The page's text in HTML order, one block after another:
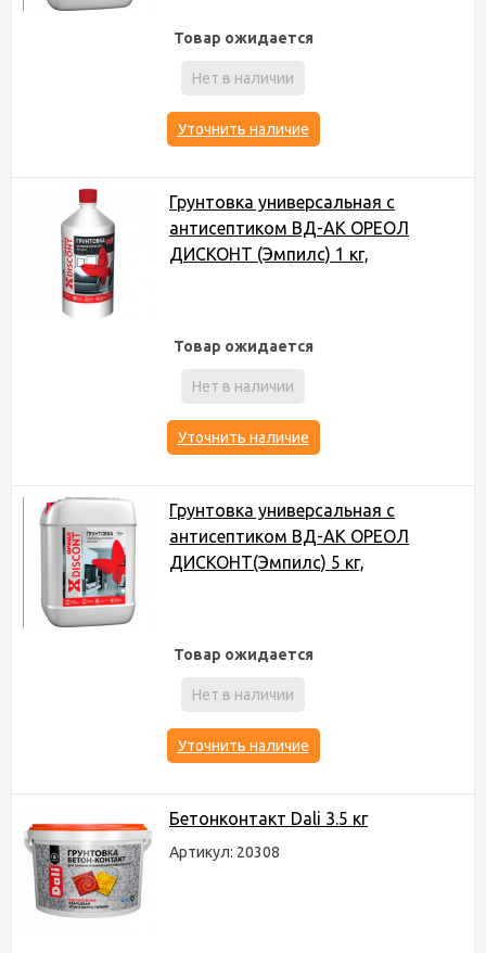
Товар ожидается
Нет в наличии
Уточнить наличие
Грунтовка универсальная с
антисептиком ВД-АК ОРЕОЛ
ДИСКОНТ (Эмпилс) 1 кг,
Товар ожидается
Нет в наличии
Уточнить наличие
Грунтовка универсальная с
антисептиком ВД-АК ОРЕОЛ
ДИСКОНТ(Эмпилс) 5 кг,
Товар ожидается
Нет в наличии
Уточнить наличие
Бетонконтакт Dali 3.5 кг
Артикул: 20308